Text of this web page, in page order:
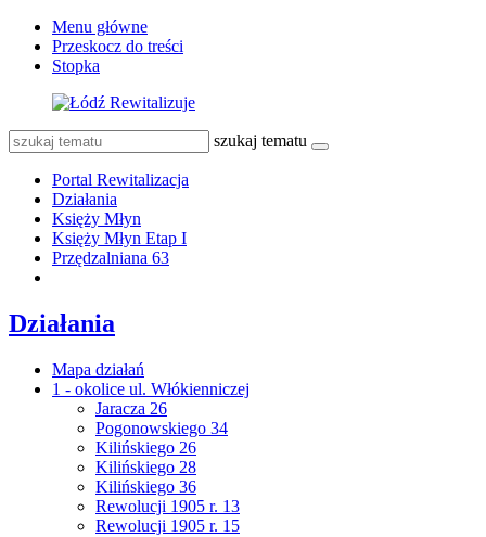
Menu główne
Przeskocz do treści
Stopka
szukaj tematu
Portal Rewitalizacja
Działania
Księży Młyn
Księży Młyn Etap I
Przędzalniana 63
Działania
Mapa działań
1 - okolice ul. Włókienniczej
Jaracza 26
Pogonowskiego 34
Kilińskiego 26
Kilińskiego 28
Kilińskiego 36
Rewolucji 1905 r. 13
Rewolucji 1905 r. 15